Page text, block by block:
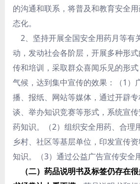
的沟通和联系，将普及和教育安全
态化。
2、坚持开展全国安全用药月等有
动，发动社会各阶层，开展多种形
传和培训，采取群众喜闻乐见的形
气候，达到集中宣传的效果：（1）
播、报纸、网站等媒体，通过开辟
谈、举办知识竞赛等形式，系统宣
药知识。（2）组织安全用药、合理
乡村、社区等基层单位，印发宣传
知识。（3）通过公益广告宣传安全
（二）药品说明书及标签仍存在